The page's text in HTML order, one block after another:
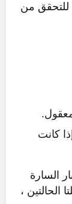
للتحقق من
كانت
السارة
،